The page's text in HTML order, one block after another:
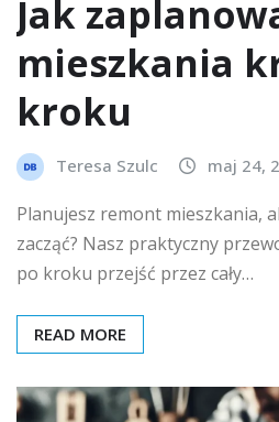
Jak
mieszkania
kroku
Teresa Szulc maj 24,
Planujesz remont mieszkania,
zacząć? Nasz praktyczny
po kroku przejść przez cały…
READ MORE